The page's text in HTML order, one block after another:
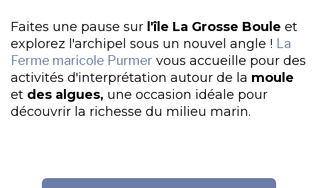
Faites une pause sur l'île La Grosse Boule et
explorez l'archipel sous un nouvel angle ! La
Ferme maricole Purmer vous accueille pour des
activités d'interprétation autour de la moule
et des algues, une occasion idéale pour
découvrir la richesse du milieu marin.